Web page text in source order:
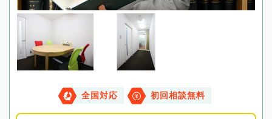
全国対応 初回相談無料